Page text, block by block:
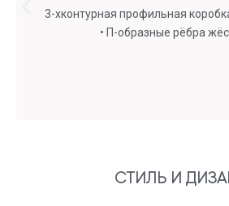
3-хконтурная профильная
• П-образные рёбра
3-хконтурная профильная
• П-образные рёбра
СТИЛЬ И